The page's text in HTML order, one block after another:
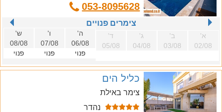
053-8095628
צימרים פנויים
א'
02/08
ב'
03/08
ג'
04/08
ד'
05/08
ה'
06/08
פנוי
ו'
07/08
פנוי
ש'
08/08
פנוי
כליל הים
צימר באילת
נהדר